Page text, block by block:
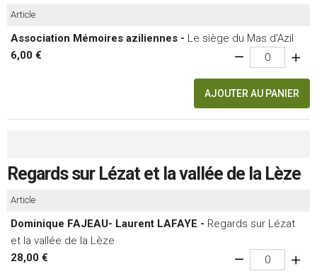
Article
Association Mémoires aziliennes - Le siège du Mas d'Azil
6,00 €
AJOUTER AU PANIER
Regards sur Lézat et la vallée de la Lèze
Article
Dominique FAJEAU- Laurent LAFAYE - Regards sur Lézat
et la vallée de la Lèze
28,00 €